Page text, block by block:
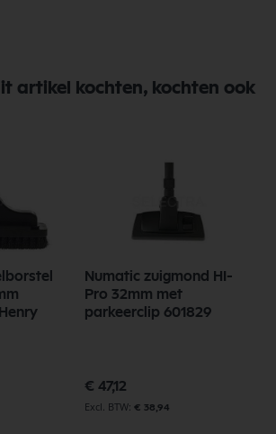
artikel kochten, kochten ook
Numatic zuigmond HI-
Pro 32mm met
parkeerclip 601829
€ 47,12
€ 38,94